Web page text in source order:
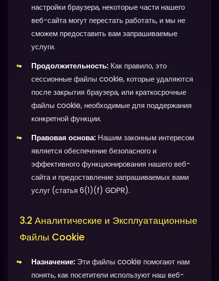
настройки браузера, некоторые части нашего
веб-сайта могут перестать работать, и мы не
сможем предоставить вам запрашиваемые
услуги.
Продолжительность: Как правило, это
сессионные файлы cookie, которые удаляются
после закрытия браузера, или краткосрочные
файлы cookie, необходимые для поддержания
конкретной функции.
Правовая основа: Нашим законным интересом
является обеспечение безопасного и
эффективного функционирования нашего веб-
сайта и предоставление запрашиваемых вами
услуг (статья 6(1)(f) GDPR).
3.2 Аналитические и Эксплуатационные
Файлы Cookie
Назначение: Эти файлы cookie помогают нам
понять, как посетители используют наш веб-